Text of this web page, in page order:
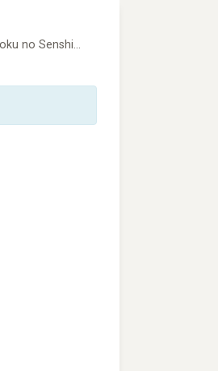
Battle Master - Kyuukyoku no Senshitachi